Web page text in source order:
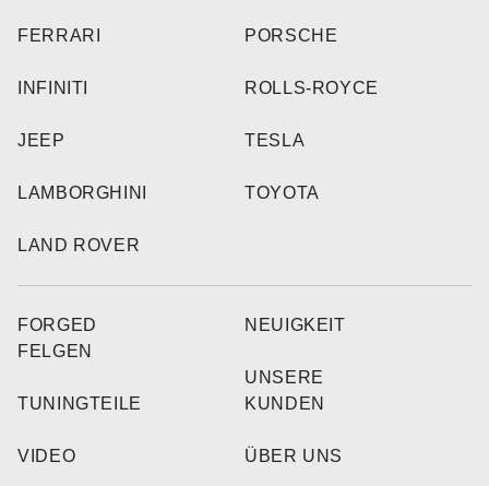
FERRARI
INFINITI
JEEP
LAMBORGHINI
LAND ROVER
PORSCHE
ROLLS-ROYCE
TESLA
TOYOTA
FORGED
FELGEN
TUNINGTEILE
VIDEO
NEUIGKEIT
UNSERE
KUNDEN
ÜBER UNS